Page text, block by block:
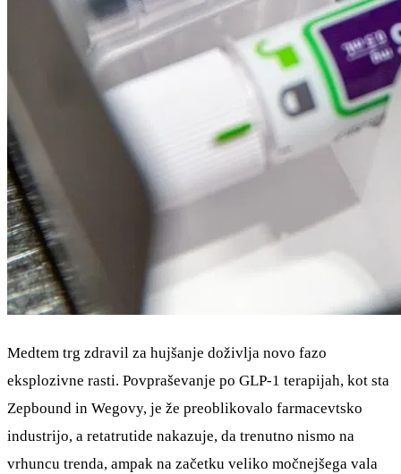
Medtem trg zdravil za hujšanje doživlja novo fazo
eksplozivne rasti. Povpraševanje po GLP-1 terapijah, kot sta
Zepbound in Wegovy, je že preoblikovalo farmacevtsko
industrijo, a retatrutide nakazuje, da trenutno nismo na
vrhuncu trenda, ampak na začetku veliko močnejšega vala